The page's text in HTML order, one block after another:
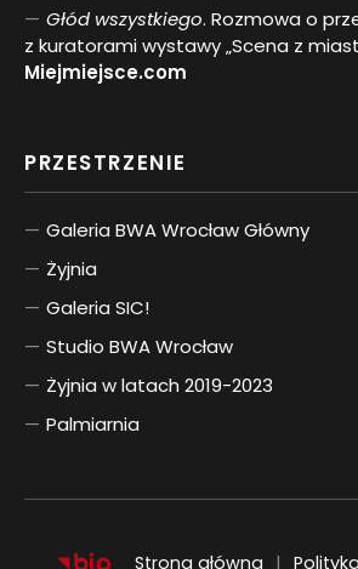
Głód wszystkiego. Rozmowa o
z kuratorami wystawy „Scena z
Miejmiejsce.com
PRZESTRZENIE
Galeria BWA Wrocław Główny
Żyjnia
Galeria SIC!
Studio BWA Wrocław
Żyjnia w latach 2019-2023
Palmiarnia
Strona główna